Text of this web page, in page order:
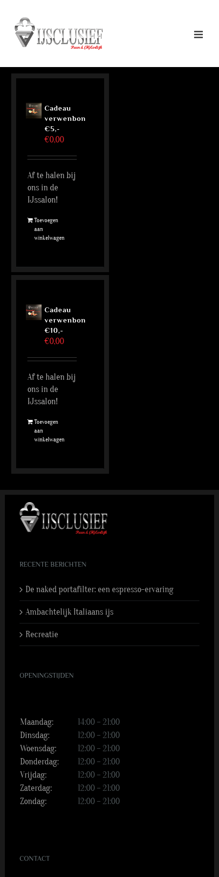
inhoud
Cadeau
verwenbon
€5,-
€0,00
Af te halen bij
ons in de
IJssalon!
Toevoegen
aan
winkelwagen
Cadeau
verwenbon
€10,-
€0,00
Af te halen bij
ons in de
IJssalon!
Toevoegen
aan
winkelwagen
RECENTE BERICHTEN
De naked portafilter: een espresso-ervaring
Ambachtelijk Italiaans ijs
Recreatie
OPENINGSTIJDEN
Maandag:
14:00 – 21:00
Dinsdag:
12:00 – 21:00
Woensdag:
12:00 – 21:00
Donderdag:
12:00 – 21:00
Vrijdag:
12:00 – 21:00
Zaterdag:
12:00 – 21:00
Zondag:
12:00 – 21:00
CONTACT